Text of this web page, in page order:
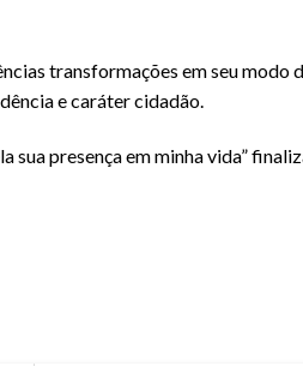
transformações em seu modo
e caráter cidadão.
sua presença em minha vida”